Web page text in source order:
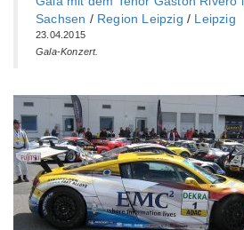
Sachsen / Region Leipzig / Leipzig
23.04.2015
Gala-Konzert.